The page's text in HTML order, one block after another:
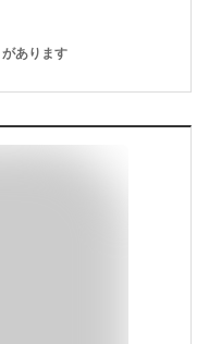
あります